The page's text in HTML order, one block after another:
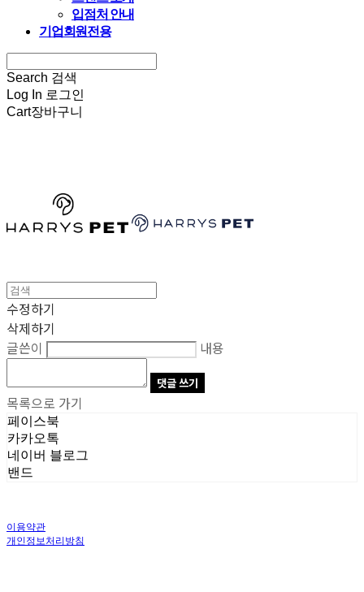
입점처 안내
기업회원전용
Search 검색
Log In 로그인
Cart장바구니
수정하기
삭제하기
글쓴이
내용
댓글 쓰기
목록으로 가기
페이스북
카카오톡
네이버 블로그
밴드
이용약관
개인정보처리방침